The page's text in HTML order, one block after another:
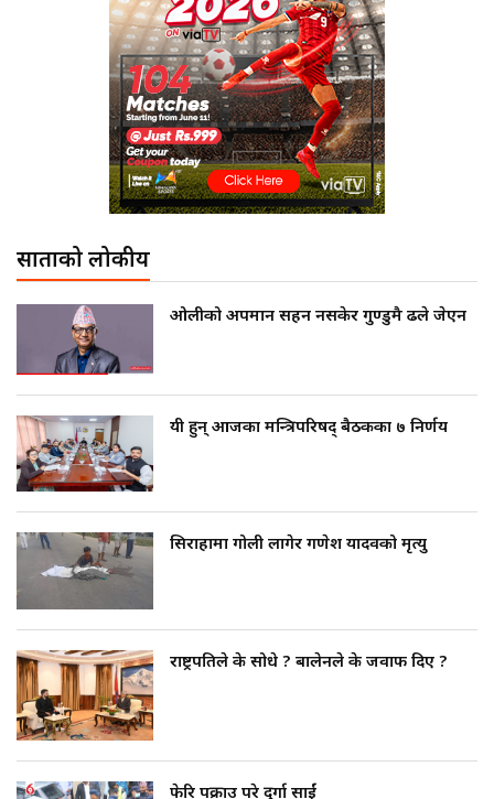
साताको लोकप्रीय
ओलीको अपमान सहन नसकेर गुण्डुमै ढले जेएन
यी हुन् आजका मन्त्रिपरिषद् बैठकका ७ निर्णय
सिराहामा गोली लागेर गणेश यादवको मृत्यु
राष्ट्रपतिले के सोधे ? बालेनले के जवाफ दिए ?
फेरि पक्राउ परे दुर्गा प्रसाईं